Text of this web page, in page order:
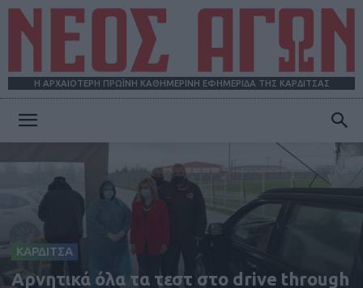
Η ΑΡΧΑΙΟΤΕΡΗ ΠΡΩΪΝΗ ΚΑΘΗΜΕΡΙΝΗ ΕΦΗΜΕΡΙΔΑ ΤΗΣ ΚΑΡΔΙΤΣΑΣ
ΑΓΩΝ
ΚΑΡΔΙΤΣΑ
Αρνητικά όλα τα τεστ στο drive through